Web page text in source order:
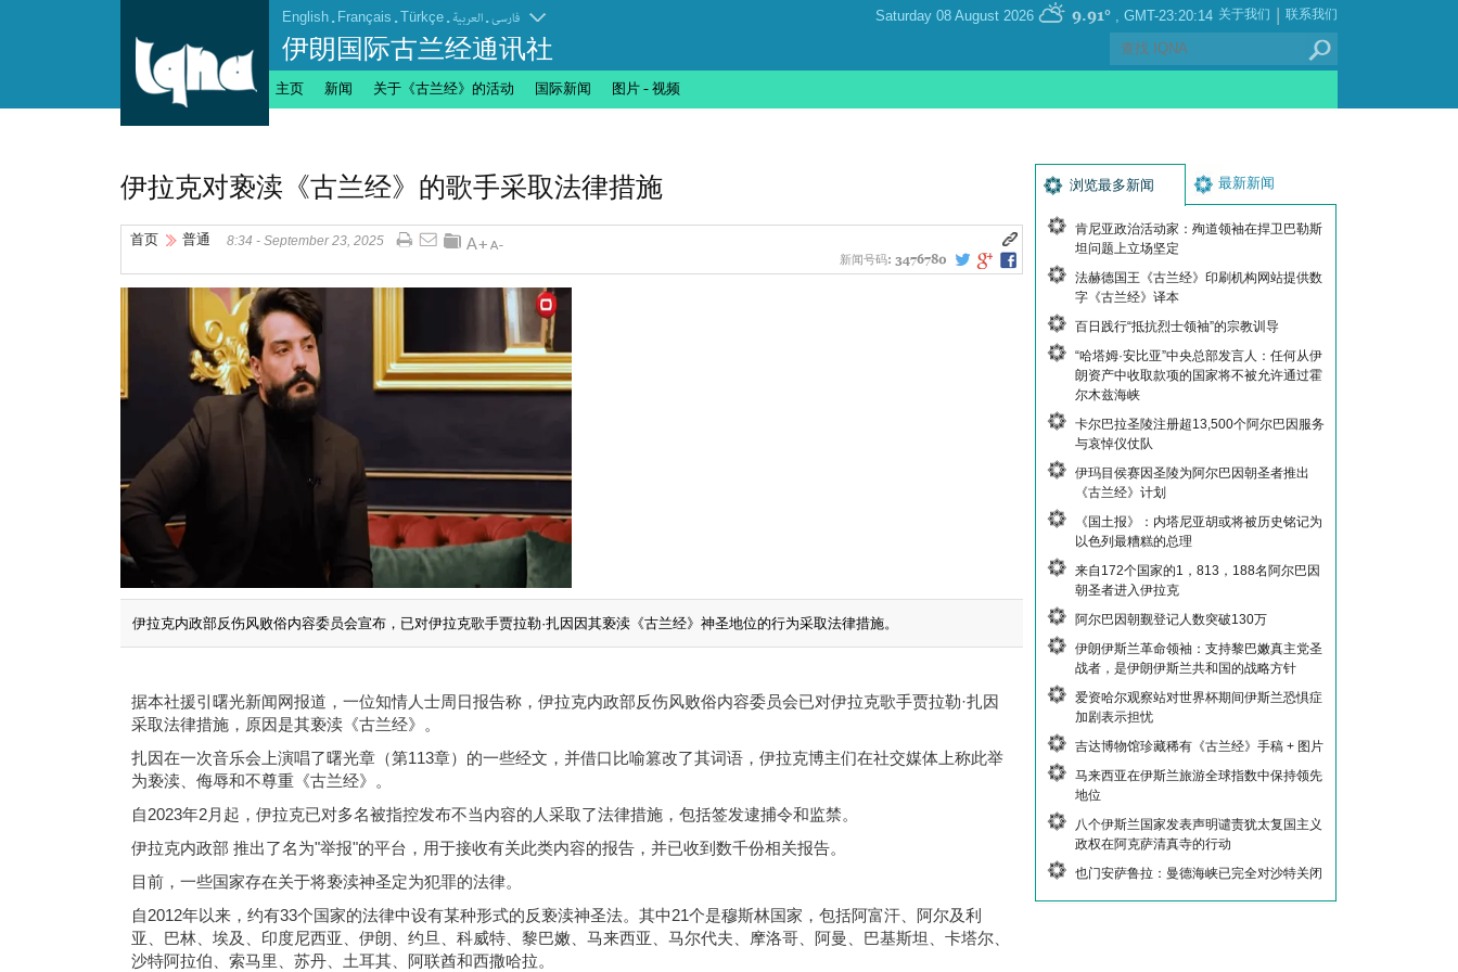
English . Français . Türkçe . العربیة.فارسی
伊朗国际古兰经通讯社
GMT-23:20:14
, Saturday 08 August 2026
9.91° 联系我们
|
关于我们
主页 新闻 关于《古兰经》的活动 国际新闻 图片 - 视频
伊拉克对亵渎《古兰经》的歌手采取法律措施
首页 普通
8:34 - September 23, 2025
新闻号码: 3476780
伊拉克内政部反伤风败俗内容委员会宣布，已对伊拉克歌手贾拉勒·扎因因其亵渎《古兰经》神圣地位的行为采取法律措施。
据本社援引曙光新闻网报道，一位知情人士周日报告称，伊拉克内政部反伤风败俗内容委员会已对伊拉克歌手贾拉勒·扎因
采取法律措施，原因是其亵渎《古兰经》。
扎因在一次音乐会上演唱了曙光章（第113章）的一些经文，并借口比喻篡改了其词语，伊拉克博主们在社交媒体上称此举
为亵渎、侮辱和不尊重《古兰经》。
自2023年2月起，伊拉克已对多名被指控发布不当内容的人采取了法律措施，包括签发逮捕令和监禁。
伊拉克内政部 推出了名为"举报"的平台，用于接收有关此类内容的报告，并已收到数千份相关报告。
目前，一些国家存在关于将亵渎神圣定为犯罪的法律。
自2012年以来，约有33个国家的法律中设有某种形式的反亵渎神圣法。其中21个是穆斯林国家，包括阿富汗、阿尔及利
亚、巴林、埃及、印度尼西亚、伊朗、约旦、科威特、黎巴嫩、马来西亚、马尔代夫、摩洛哥、阿曼、巴基斯坦、卡塔尔、
沙特阿拉伯、索马里、苏丹、土耳其、阿联酋和西撒哈拉。
浏览最多新闻 最新新闻
肯尼亚政治活动家：殉道领袖在捍卫巴勒斯
坦问题上立场坚定
法赫德国王《古兰经》印刷机构网站提供数
字《古兰经》译本
百日践行“抵抗烈士领袖”的宗教训导
“哈塔姆·安比亚”中央总部发言人：任何从伊
朗资产中收取款项的国家将不被允许通过霍
尔木兹海峡
卡尔巴拉圣陵注册超13,500个阿尔巴因服务
与哀悼仪仗队
伊玛目侯赛因圣陵为阿尔巴因朝圣者推出
《古兰经》计划
《国土报》：内塔尼亚胡或将被历史铭记为
以色列最糟糕的总理
来自172个国家的1，813，188名阿尔巴因
朝圣者进入伊拉克
阿尔巴因朝觐登记人数突破130万
伊朗伊斯兰革命领袖：支持黎巴嫩真主党圣
战者，是伊朗伊斯兰共和国的战略方针
爱资哈尔观察站对世界杯期间伊斯兰恐惧症
加剧表示担忧
吉达博物馆珍藏稀有《古兰经》手稿 + 图片
马来西亚在伊斯兰旅游全球指数中保持领先
地位
八个伊斯兰国家发表声明谴责犹太复国主义
政权在阿克萨清真寺的行动
也门安萨鲁拉：曼德海峡已完全对沙特关闭